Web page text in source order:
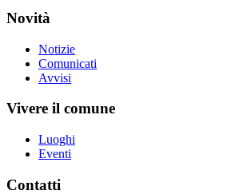
Novità
Notizie
Comunicati
Avvisi
Vivere il comune
Luoghi
Eventi
Contatti